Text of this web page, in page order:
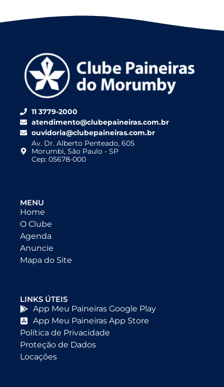
11 3779-2000
atendimento@clubepaineiras.com.br
ouvidoria@clubepaineiras.com.br
Av. Dr. Alberto Penteado, 605
Morumbi, São Paulo - SP
Cep: 05678-000
MENU
Home
O Clube
Agenda
Anuncie
Mapa do Site
LINKS ÚTEIS
App Meu Paineiras Google Play
App Meu Paineiras App Store
Política de Privacidade
Proteção de Dados
Locações